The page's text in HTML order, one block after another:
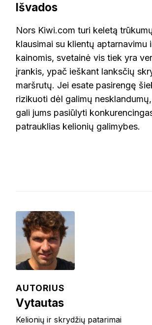
Išvados
Nors Kiwi.com turi keletą
klausimai su klientų aptarnavimu
kainomis, svetainė vis tiek yra
įrankis, ypač ieškant lanksčių
maršrutų. Jei esate pasirengę
rizikuoti dėl galimų
gali jums pasiūlyti
patrauklias kelionių galimybes.
AUTORIUS
Vytautas
Kelionių ir skrydžių patarimai